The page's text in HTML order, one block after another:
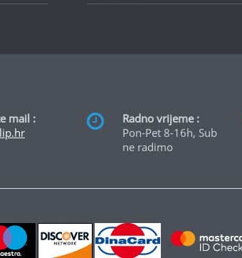
mail :
Radno vrijeme :
Pon-Pet 8-16h, Sub
ne radimo